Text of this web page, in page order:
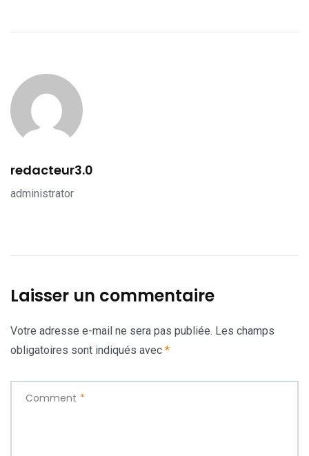
redacteur3.0
administrator
Laisser un commentaire
Votre adresse e-mail ne sera pas publiée. Les champs
obligatoires sont indiqués avec *
Comment *